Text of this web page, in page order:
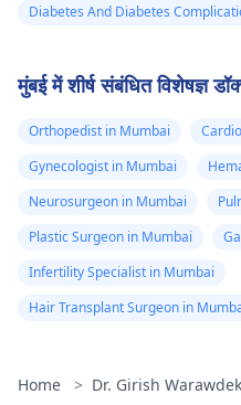
Diabetes And Diabetes
मुंबई में शीर्ष संबंधित विशेषज्ञ
Orthopedist in Mumbai
Gynecologist in Mumbai
Neurosurgeon in Mumbai
Plastic Surgeon in Mumbai
Infertility Specialist in Mumbai
Hair Transplant Surgeon in
Home > Dr. Girish